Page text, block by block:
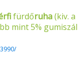
fürdőruha(kiv. a
mint 5% gumiszál